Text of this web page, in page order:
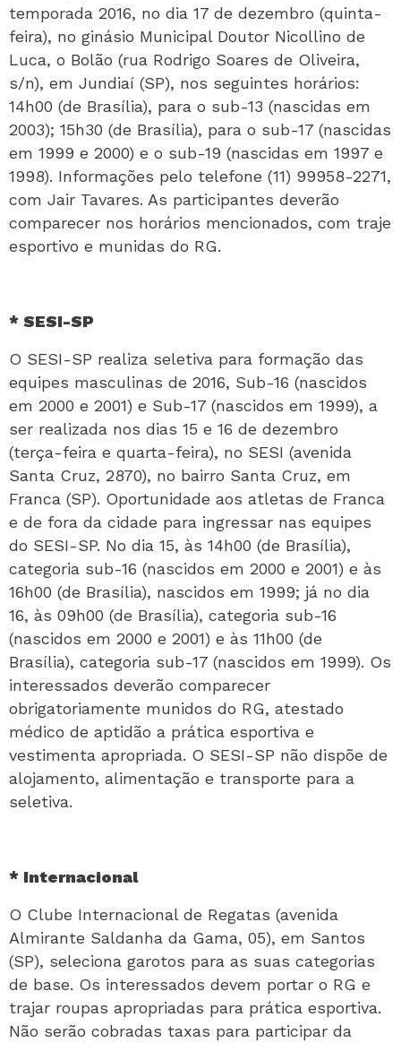
temporada 2016, no dia 17 de dezembro (quinta-
feira), no ginásio Municipal Doutor Nicollino de
Luca, o Bolão (rua Rodrigo Soares de Oliveira,
s/n), em Jundiaí (SP), nos seguintes horários:
14h00 (de Brasília), para o sub-13 (nascidas em
2003); 15h30 (de Brasília), para o sub-17 (nascidas
em 1999 e 2000) e o sub-19 (nascidas em 1997 e
1998). Informações pelo telefone (11) 99958-2271,
com Jair Tavares. As participantes deverão
comparecer nos horários mencionados, com traje
esportivo e munidas do RG.
* SESI-SP
O SESI-SP realiza seletiva para formação das
equipes masculinas de 2016, Sub-16 (nascidos
em 2000 e 2001) e Sub-17 (nascidos em 1999), a
ser realizada nos dias 15 e 16 de dezembro
(terça-feira e quarta-feira), no SESI (avenida
Santa Cruz, 2870), no bairro Santa Cruz, em
Franca (SP). Oportunidade aos atletas de Franca
e de fora da cidade para ingressar nas equipes
do SESI-SP. No dia 15, às 14h00 (de Brasília),
categoria sub-16 (nascidos em 2000 e 2001) e às
16h00 (de Brasília), nascidos em 1999; já no dia
16, às 09h00 (de Brasília), categoria sub-16
(nascidos em 2000 e 2001) e às 11h00 (de
Brasília), categoria sub-17 (nascidos em 1999). Os
interessados deverão comparecer
obrigatoriamente munidos do RG, atestado
médico de aptidão a prática esportiva e
vestimenta apropriada. O SESI-SP não dispõe de
alojamento, alimentação e transporte para a
seletiva.
* Internacional
O Clube Internacional de Regatas (avenida
Almirante Saldanha da Gama, 05), em Santos
(SP), seleciona garotos para as suas categorias
de base. Os interessados devem portar o RG e
trajar roupas apropriadas para prática esportiva.
Não serão cobradas taxas para participar da